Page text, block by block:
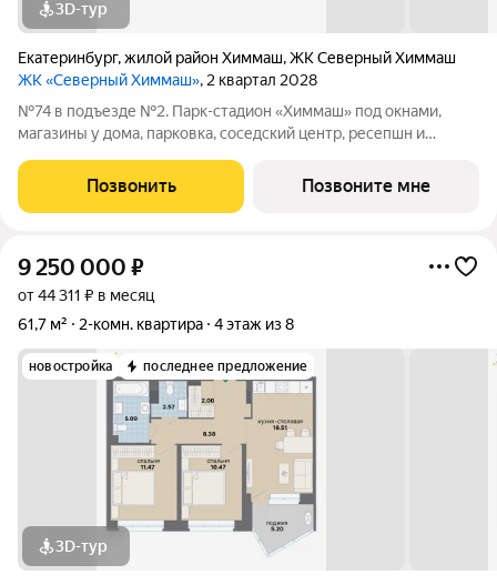
3D-тур
Екатеринбург,жилой район Химмаш,ЖК Северный Химмаш
ЖК «Северный Химмаш», 2 квартал 2028
№74 в подъезде №2. Парк-стадион «Химмаш» под окнами,
магазины у дома, парковка, соседский центр, ресепшн и
Северном Химмаше это комфортные дома со всей
необходимой для жизни инфраструктурой,
Позвонить Позвоните мне
9 250 000 ₽
от 44 311 ₽ в месяц
61,7 м²
2-комн. квартира 4 этаж из 8
новостройка последнее предложение
3D-тур